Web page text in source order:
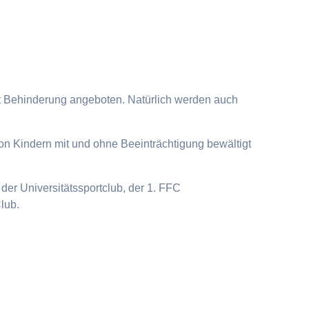
angeboten. Natürlich werden auch
Kindern mit und ohne Beeinträchtigung bewältigt
Universitätssportclub, der 1. FFC